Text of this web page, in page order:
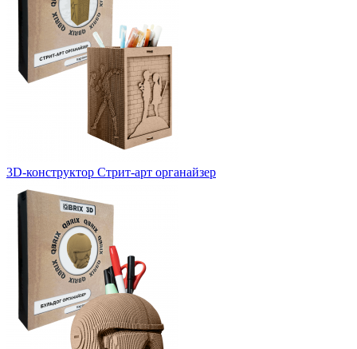
3D-конструктор Стрит-арт органайзер